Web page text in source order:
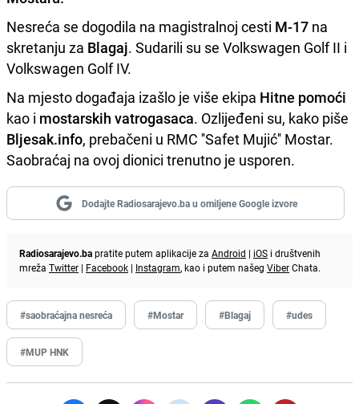
Nesreća se dogodila na magistralnoj cesti M-17 na
skretanju za Blagaj. Sudarili su se Volkswagen Golf II i
Volkswagen Golf IV.
Na mjesto događaja izašlo je više ekipa Hitne pomoći
kao i mostarskih vatrogasaca. Ozlijeđeni su, kako piše
Bljesak.info, prebačeni u RMC ''Safet Mujić'' Mostar.
Saobraćaj na ovoj dionici trenutno je usporen.
Dodajte Radiosarajevo.ba u omiljene Google izvore
Radiosarajevo.bapratite putem aplikacije za Android | iOS i društvenih
mreža Twitter | Facebook | Instagram, kao i putem našeg ViberChata.
#saobraćajna nesreća #Mostar #Blagaj #udes
#MUP HNK